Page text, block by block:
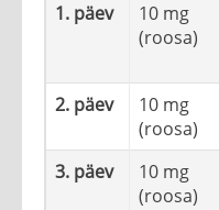
1. päev
10 mg
(roosa)
2. päev
10 mg
(roosa)
3. päev
10 mg
(roosa)